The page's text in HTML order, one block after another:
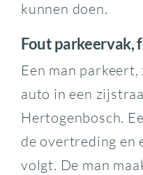
kunnen doen.
Fout parkeervak,
Een man
auto in een
Hertogenbosch.
de overtreding en
volgt. De man